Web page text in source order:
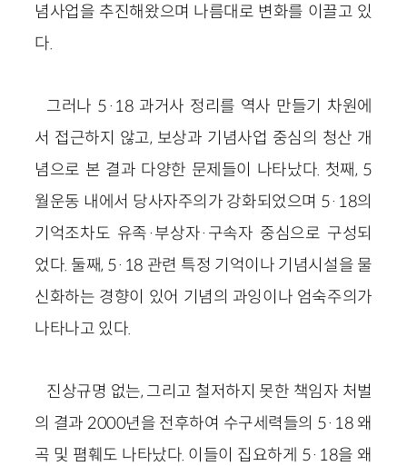
념사업을 추진해왔으며 나름대로 변화를 이끌고 있
다.
그러나 5·18 과거사 정리를 역사 만들기 차원에
서 접근하지 않고, 보상과 기념사업 중심의 청산 개
념으로 본 결과 다양한 문제들이 나타났다. 첫째, 5
월운동 내에서 당사자주의가 강화되었으며 5·18의
기억조차도 유족·부상자·구속자 중심으로 구성되
었다. 둘째, 5·18 관련 특정 기억이나 기념시설을 물
신화하는 경향이 있어 기념의 과잉이나 엄숙주의가
나타나고 있다.
진상규명 없는, 그리고 철저하지 못한 책임자 처벌
의 결과 2000년을 전후하여 수구세력들의 5·18 왜
곡 및 폄훼도 나타났다. 이들이 집요하게 5·18을 왜